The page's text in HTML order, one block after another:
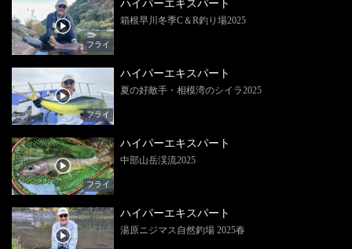
フライ
ハイパーエキスパート
箱根早川冬季C＆R釣り場2025
フライ
ハイパーエキスパート
夏の好敵手・相模湾のシイラ2025
フライ
ハイパーエキスパート
中部山岳渓流2025
ハイパーエキスパート
湯原ニジマス自然釣場 2025春